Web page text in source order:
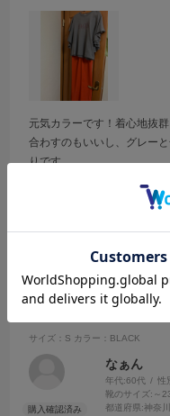
元気カラーです！着心地抜
合わすのもいいし、グレー
りです。
サラサラな生地
サイズ：S カラー：BLACK
なぁん
年代:60代 性
靴のサイズ: ～
都道府県:神奈